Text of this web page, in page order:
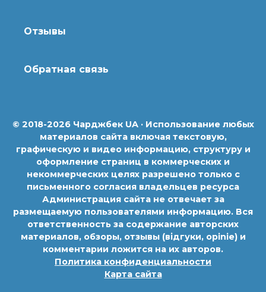
Отзывы
Обратная связь
© 2018-2026 Чарджбек UA · Использование любых
материалов сайта включая текстовую,
графическую и видео информацию, структуру и
оформление страниц в коммерческих и
некоммерческих целях разрешено только с
письменного согласия владельцев ресурса
Администрация сайта не отвечает за
размещаемую пользователями информацию. Вся
ответственность за содержание авторских
материалов, обзоры, отзывы (відгуки, opinie) и
комментарии ложится на их авторов.
Политика конфиденциальности
Карта сайта